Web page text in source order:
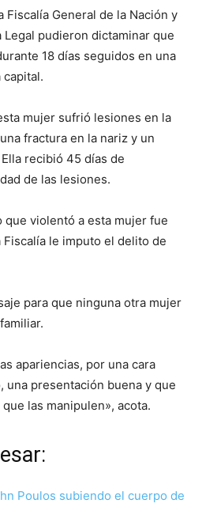
Fiscalía General de la Nación y
pudieron dictaminar que
18 días seguidos en una
mujer sufrió lesiones en la
fractura en la nariz y un
recibió 45 días de
de las lesiones.
violentó a esta mujer fue
le imputo el delito de
para que ninguna otra mujer
apariencias, por una cara
una presentación buena y que
las manipulen», acota.
Poulos subiendo el cuerpo de